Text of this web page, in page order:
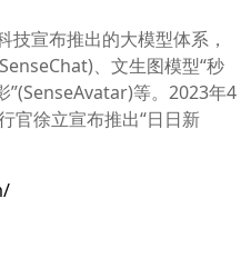
技宣布推出的大模型体系，
、文生图模型“秒
”(SenseAvatar)等。2023年4
官徐立宣布推出“日日新